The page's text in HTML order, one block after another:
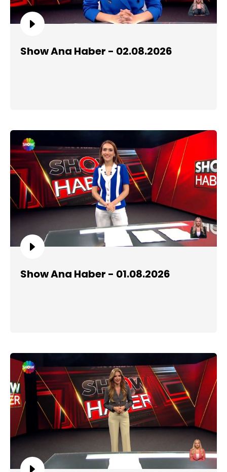
Show Ana Haber - 02.08.2026
Show Ana Haber - 01.08.2026